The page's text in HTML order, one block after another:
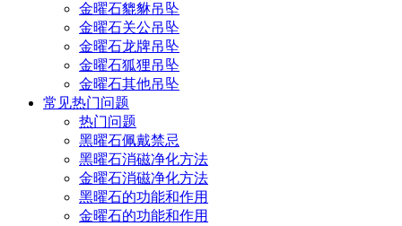
金曜石貔貅吊坠
金曜石关公吊坠
金曜石龙牌吊坠
金曜石狐狸吊坠
金曜石其他吊坠
常见热门问题
热门问题
黑曜石佩戴禁忌
黑曜石消磁净化方法
金曜石消磁净化方法
黑曜石的功能和作用
金曜石的功能和作用